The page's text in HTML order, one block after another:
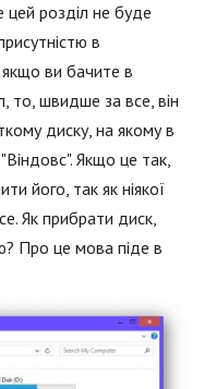
розділ не буде
в
ви бачите в
то, швидше за все, він
диску, на якому в
Якщо це так,
його, так як ніякої
Як прибрати диск,
Про це мова піде в